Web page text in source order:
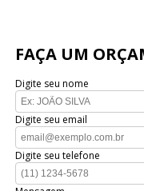
FAÇA UM
Digite seu nome
Digite seu email
Digite seu telefone